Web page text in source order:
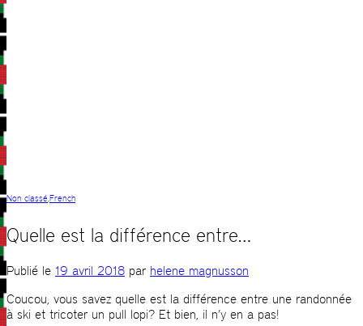
Non classé,French
Quelle est la différence entre…
Publié le 19 avril 2018 par helene magnusson
Coucou, vous savez quelle est la différence entre une randonnée
à ski et tricoter un pull lopi? Et bien, il n’y en a pas!